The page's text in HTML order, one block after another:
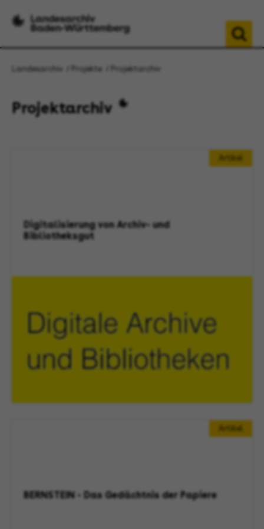
Landesarchiv Projekte Projektarchiv
Projektarchiv
Artikel
Digitalisierung von Archiv- und
Bibliotheksgut
Artikel
BERNSTEIN - Das Gedächtnis der Papiere